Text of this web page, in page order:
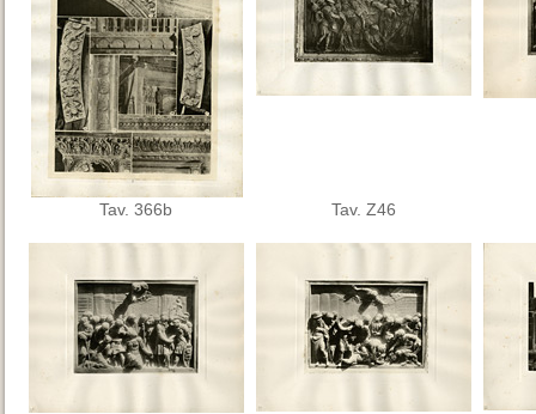
Tav. 366b Tav. Z46